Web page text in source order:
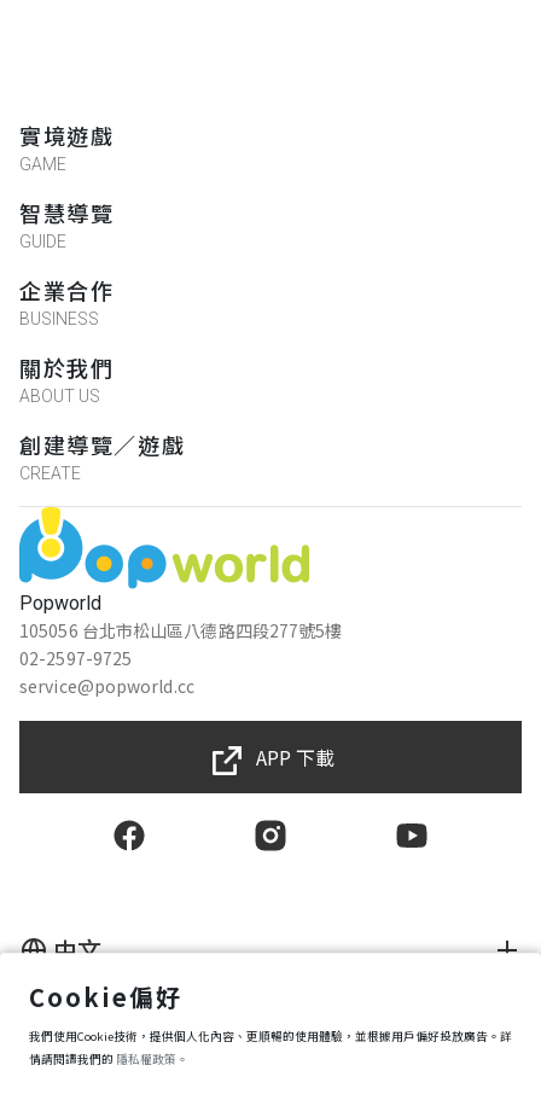
Popworld
105056 台北市松山區八德路四段277號5樓
02-2597-9725
service@popworld.cc
實境遊戲
GAME
智慧導覽
GUIDE
企業合作
BUSINESS
關於我們
ABOUT US
創建導覽／遊戲
CREATE
APP 下載
隱私權保護政策
資訊安全政策
中文
Cookie偏好
我們使用Cookie技術，提供個人化內容、更順暢的使用體驗，並根據用戶偏好投放廣告。詳
情請閱讀我們的 隱私權政策。